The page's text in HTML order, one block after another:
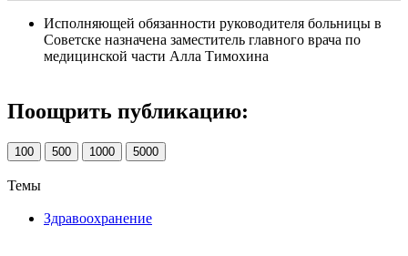
Исполняющей обязанности руководителя больницы в
Советске назначена заместитель главного врача по
медицинской части Алла Тимохина
Поощрить публикацию:
100 500 1000 5000
Темы
Здравоохранение